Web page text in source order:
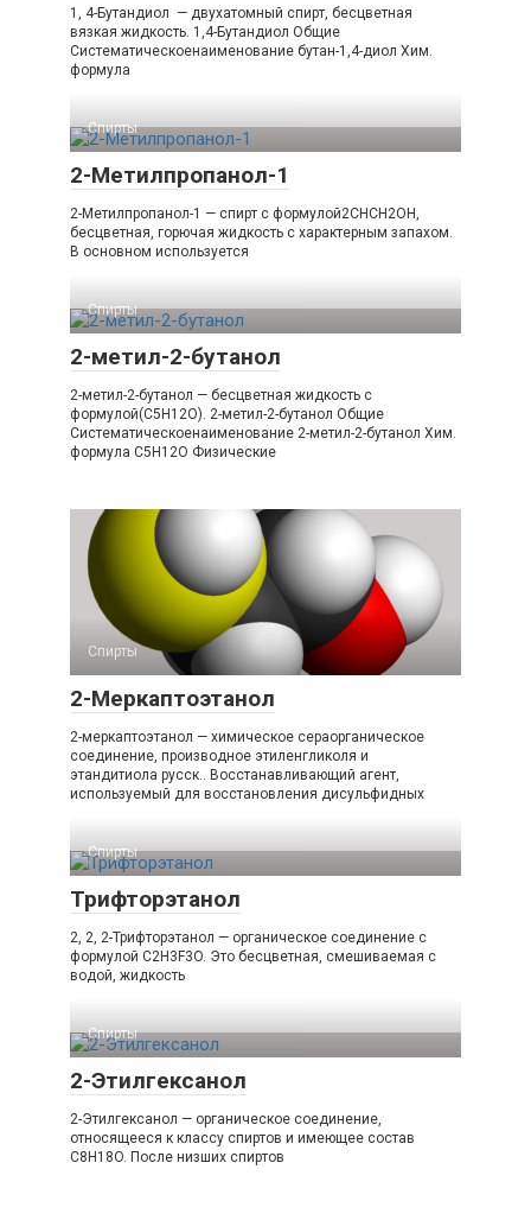
1, 4-Бутандиол — двухатомный спирт, бесцветная
вязкая жидкость. 1,4-​Бутандиол Общие
Систематическоенаименование бутан-​1,4-​диол Хим.
формула
Спирты
2-Метилпропанол-1
2-Метилпропанол-1 — спирт с формулой2CHCH2OH,
бесцветная, горючая жидкость с характерным запахом.
В основном используется
Спирты
2-метил-2-бутанол
2-​метил-​2-​бутанол — бесцветная жидкость с
формулой(C5H12O). 2-​метил-​2-​бутанол Общие
Систематическоенаименование 2-​​метил-​​2-​​бутанол Хим.
формула C5H12O Физические
Спирты
2-Меркаптоэтанол
2-меркаптоэтанол — химическое сераорганическое
соединение, производное этиленгликоля и
этандитиола русск.. Восстанавливающий агент,
используемый для восстановления дисульфидных
Спирты
Трифторэтанол
2, 2, 2-Трифторэтанол — органическое соединение с
формулой C2H3F3O. Это бесцветная, смешиваемая с
водой, жидкость
Спирты
2-Этилгексанол
2-Этилгексанол — органическое соединение,
относящееся к классу спиртов и имеющее состав
C8H18O. После низших спиртов